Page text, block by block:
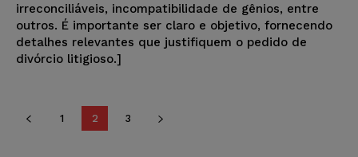
irreconciliáveis, incompatibilidade de gênios, entre
outros. É importante ser claro e objetivo, fornecendo
detalhes relevantes que justifiquem o pedido de
divórcio litigioso.]
1 2 3